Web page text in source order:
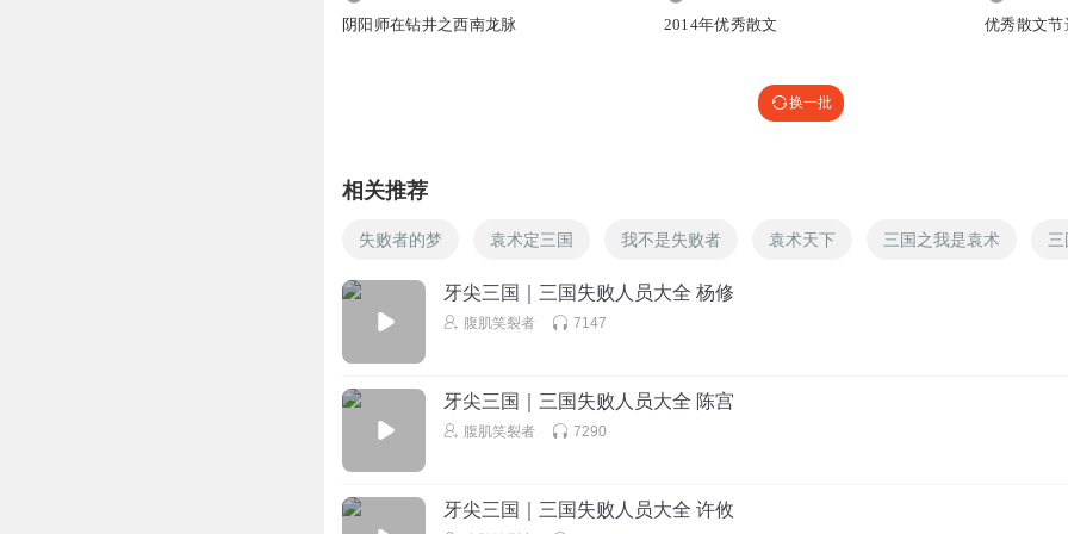
阴阳师在钻井之西南龙脉 2014年优秀散文 优秀散文节
换一批
相关推荐
失败者的梦 袁术定三国 我不是失败者 袁术天下 三国之我是袁术
牙尖三国｜三国失败人员大全 杨修
腹肌笑裂者 7147
牙尖三国｜三国失败人员大全 陈宫
腹肌笑裂者 7290
牙尖三国｜三国失败人员大全 许攸